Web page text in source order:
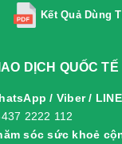
Kết Quả Dùng
DỊCH QUỐC TẾ
/ Viber /
2222 112
sóc sức khoẻ